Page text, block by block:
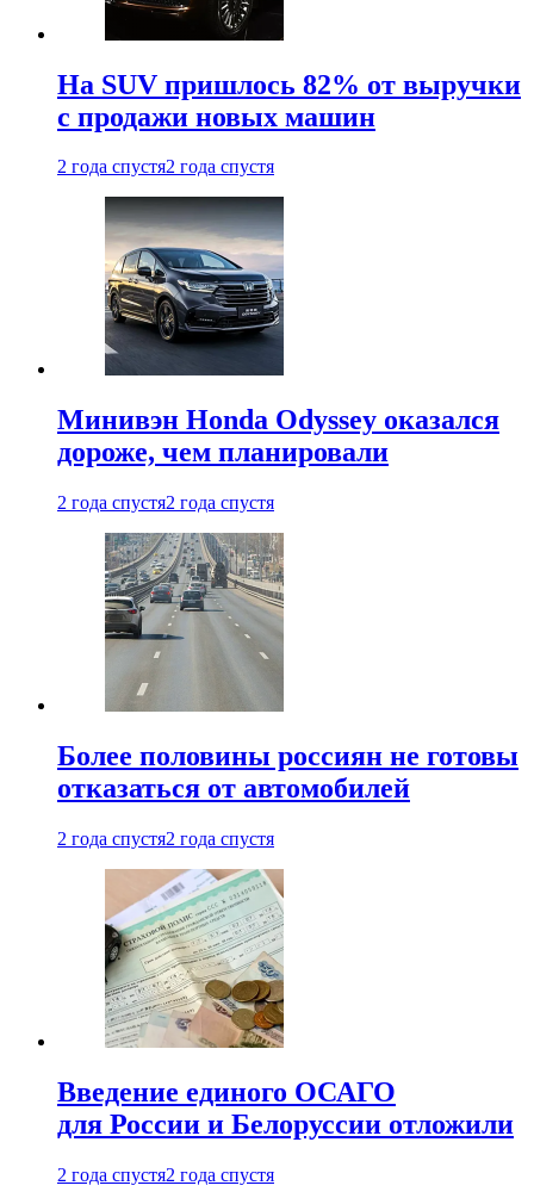
На SUV пришлось 82% от выручки
с продажи новых машин
2 года спустя2 года спустя
Минивэн Honda Odyssey оказался
дороже, чем планировали
2 года спустя2 года спустя
Более половины россиян не готовы
отказаться от автомобилей
2 года спустя2 года спустя
Введение единого ОСАГО
для России и Белоруссии отложили
2 года спустя2 года спустя